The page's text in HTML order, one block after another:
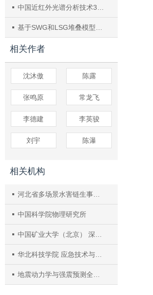
中国近红外光谱分析技术30年—回顾、述评与展望
基于SWG和LSG堆叠模型机器学习算法的小麦种子蛋白质含量检测的研究
相关作者
沈沐傲 陈露
张鸣原 常龙飞
李德建 李英骏
刘宇 陈瀑
相关机构
河北省多场景水害链生事故智慧应急技术创新中心
中国科学院物理研究所
中国矿业大学（北京） 深部岩土力学与地下工程国家重点实验室
华北科技学院 应急技术与管理学院
地震动力学与强震预测全国重点实验室（中国地震局地质研究所）